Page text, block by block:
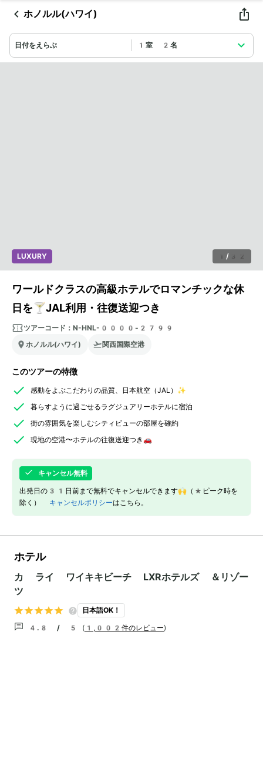
ホノルル(ハワイ)
日付をえらぶ 1室 2名
1 / 32
LUXURY
ワールドクラスの高級ホテルでロマンチックな休
日を🍸JAL利用・往復送迎つき
ツアーコード： N-HNL-0000-2799
ホノルル(ハワイ)
関西国際空港
このツアーの特徴
感動をよぶこだわりの品質、日本航空（JAL）✨
暮らすように過ごせるラグジュアリーホテルに宿泊
街の雰囲気を楽しむシティビューの部屋を確約
現地の空港〜ホテルの往復送迎つき🚗
キャンセル無料
出発日の31日前まで無料でキャンセルできます🙌（*ピーク時を
除く） キャンセルポリシーはこちら。
ホテル
カ ライ ワイキキビーチ LXRホテルズ ＆リゾー
ツ
日本語OK！
4.8 / 5 ( 1,002件のレビュー)